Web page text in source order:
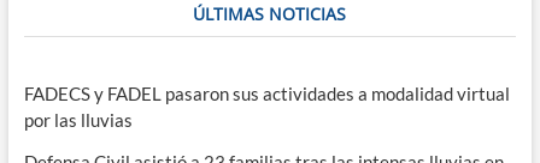
ÚLTIMAS NOTICIAS
FADECS y FADEL pasaron sus actividades a modalidad virtual
por las lluvias